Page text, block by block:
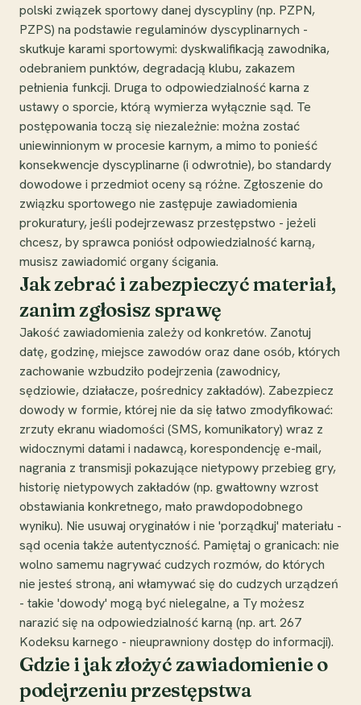
polski związek sportowy danej dyscypliny (np. PZPN,
PZPS) na podstawie regulaminów dyscyplinarnych -
skutkuje karami sportowymi: dyskwalifikacją zawodnika,
odebraniem punktów, degradacją klubu, zakazem
pełnienia funkcji. Druga to odpowiedzialność karna z
ustawy o sporcie, którą wymierza wyłącznie sąd. Te
postępowania toczą się niezależnie: można zostać
uniewinnionym w procesie karnym, a mimo to ponieść
konsekwencje dyscyplinarne (i odwrotnie), bo standardy
dowodowe i przedmiot oceny są różne. Zgłoszenie do
związku sportowego nie zastępuje zawiadomienia
prokuratury, jeśli podejrzewasz przestępstwo - jeżeli
chcesz, by sprawca poniósł odpowiedzialność karną,
musisz zawiadomić organy ścigania.
Jak zebrać i zabezpieczyć materiał,
zanim zgłosisz sprawę
Jakość zawiadomienia zależy od konkretów. Zanotuj
datę, godzinę, miejsce zawodów oraz dane osób, których
zachowanie wzbudziło podejrzenia (zawodnicy,
sędziowie, działacze, pośrednicy zakładów). Zabezpiecz
dowody w formie, której nie da się łatwo zmodyfikować:
zrzuty ekranu wiadomości (SMS, komunikatory) wraz z
widocznymi datami i nadawcą, korespondencję e-mail,
nagrania z transmisji pokazujące nietypowy przebieg gry,
historię nietypowych zakładów (np. gwałtowny wzrost
obstawiania konkretnego, mało prawdopodobnego
wyniku). Nie usuwaj oryginałów i nie 'porządkuj' materiału -
sąd ocenia także autentyczność. Pamiętaj o granicach: nie
wolno samemu nagrywać cudzych rozmów, do których
nie jesteś stroną, ani włamywać się do cudzych urządzeń
- takie 'dowody' mogą być nielegalne, a Ty możesz
narazić się na odpowiedzialność karną (np. art. 267
Kodeksu karnego - nieuprawniony dostęp do informacji).
Gdzie i jak złożyć zawiadomienie o
podejrzeniu przestępstwa